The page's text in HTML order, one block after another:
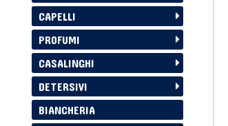
CAPELLI
PROFUMI
CASALINGHI
DETERSIVI
BIANCHERIA